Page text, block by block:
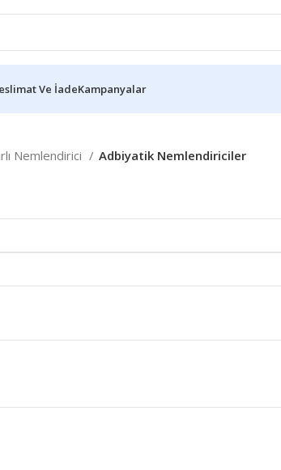
Ve İadeKampanyalar
Nemlendirici
Adbiyatik Nemlendiriciler